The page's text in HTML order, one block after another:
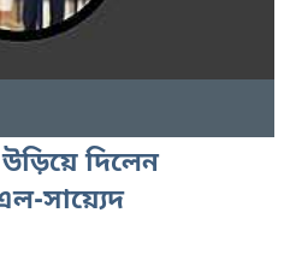
দিলেন
সায়্যেদ